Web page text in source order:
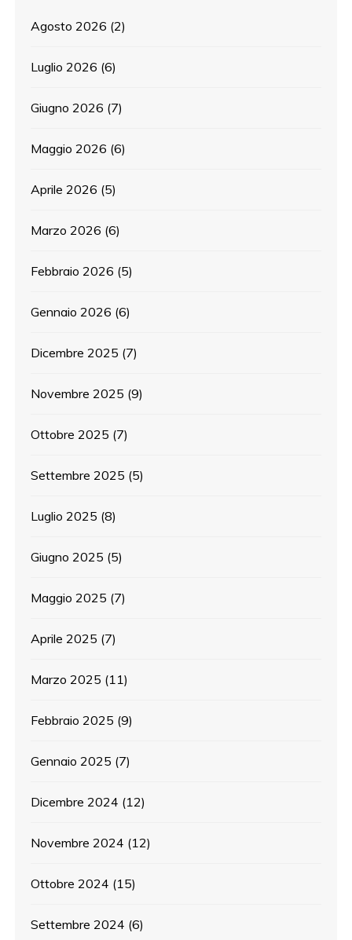
Agosto 2026 (2)
Luglio 2026 (6)
Giugno 2026 (7)
Maggio 2026 (6)
Aprile 2026 (5)
Marzo 2026 (6)
Febbraio 2026 (5)
Gennaio 2026 (6)
Dicembre 2025 (7)
Novembre 2025 (9)
Ottobre 2025 (7)
Settembre 2025 (5)
Luglio 2025 (8)
Giugno 2025 (5)
Maggio 2025 (7)
Aprile 2025 (7)
Marzo 2025 (11)
Febbraio 2025 (9)
Gennaio 2025 (7)
Dicembre 2024 (12)
Novembre 2024 (12)
Ottobre 2024 (15)
Settembre 2024 (6)